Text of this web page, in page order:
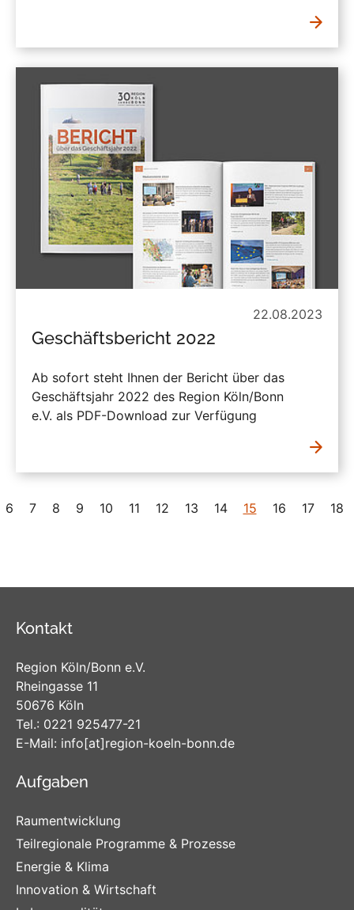
22.08.2023
Geschäftsbericht 2022
Ab sofort steht Ihnen der Bericht über das
Geschäftsjahr 2022 des Region Köln/Bonn
e.V. als PDF-Download zur Verfügung
6 7 8 9 10 11 12 13 14 15 16 17 18
Kontakt
Region Köln/Bonn e.V.
Rheingasse 11
50676 Köln
Tel.: 0221 925477-21
E-Mail: info[at]region-koeln-bonn.de
Aufgaben
Raumentwicklung
Teilregionale Programme & Prozesse
Energie & Klima
Innovation & Wirtschaft